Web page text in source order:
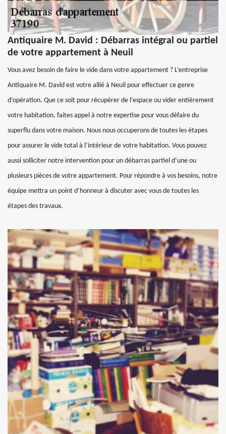
Antiquaire M. David : Débarras intégral ou partiel
de votre appartement à Neuil
Vous avez besoin de faire le vide dans votre appartement ? L’entreprise
Antiquaire M. David est votre allié à Neuil pour effectuer ce genre
d’opération. Que ce soit pour récupérer de l’espace ou vider entièrement
votre habitation, faites appel à notre expertise pour vous défaire du
superflu dans votre maison. Nous nous occuperons de toutes les étapes
pour assurer le vide total à l’intérieur de votre habitation. Vous pouvez
aussi solliciter notre intervention pour un débarras partiel d’une ou
plusieurs pièces de votre appartement. Pour répondre à vos besoins, notre
équipe mettra un point d’honneur à discuter avec vous de toutes les
étapes des travaux.